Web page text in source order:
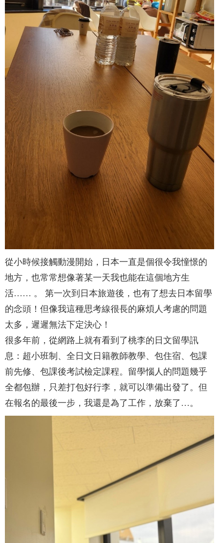
從小時候接觸動漫開始，日本一直是個很令我憧憬的
地方，也常常想像著某一天我也能在這個地方生
活…… 。 第一次到日本旅遊後，也有了想去日本留學
的念頭！但像我這種思考線很長的麻煩人考慮的問題
太多，遲遲無法下定決心！
很多年前，從網路上就有看到了桃李的日文留學訊
息：超小班制、全日文日籍教師教學、包住宿、包課
前先修、包課後考試檢定課程。留學惱人的問題幾乎
全都包辦，只差打包好行李，就可以準備出發了。但
在報名的最後一步，我還是為了工作，放棄了…。